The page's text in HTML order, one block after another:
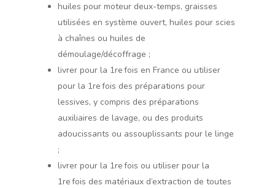
huiles pour moteur deux-temps, graisses
utilisées en système ouvert, huiles pour scies
à chaînes ou huiles de
démoulage/décoffrage ;
livrer pour la 1re fois en France ou utiliser
pour la 1re fois des préparations pour
lessives, y compris des préparations
auxiliaires de lavage, ou des produits
adoucissants ou assouplissants pour le linge
;
livrer pour la 1re fois ou utiliser pour la
1re fois des matériaux d’extraction de toutes